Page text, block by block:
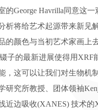
Havrilla同意这一
析将给艺术起源带来新见
的颜色与当初艺术家画上
的最新进展使得用XRF能
，这可以让我们对生物机
究所教授、团体领袖
近边吸收(XANES) 技术